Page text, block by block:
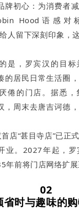
牌初心：为消费者
Hood语感对
人留下深刻印象，
是，罗宾汉的目
的居民日常生活圈
倦的门店。据悉
，周末去唐吉诃德
店“甚目寺店”已正
业。2027年起，罗
年前将门店网络扩
02
省时与趣味的